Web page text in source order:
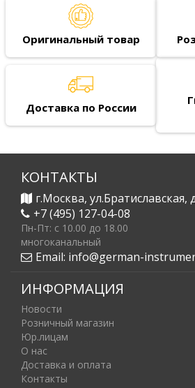
Оригинальный товар
Доставка по России
КОНТАКТЫ
г.Москва, ул.Братиславская,
+7 (495) 127-04-08
Пн-Пт: c 10.00 до 18.00
многоканальный
Email: info@german-
ИНФОРМАЦИЯ
Новости
Розничный магазин
Юр.лицам
О нас
Доставка и оплата
Контакты